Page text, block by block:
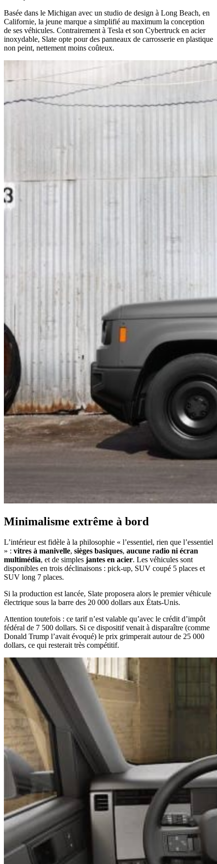
Basée dans le Michigan avec un studio de design à Long Beach, en
Californie, la jeune marque a simplifié au maximum la conception
de ses véhicules. Contrairement à Tesla et son Cybertruck en acier
inoxydable, Slate opte pour des panneaux de carrosserie en plastique
non peint, nettement moins coûteux.
Minimalisme extrême à bord
L’intérieur est fidèle à la philosophie « l’essentiel, rien que l’essentiel
» : vitres à manivelle, sièges basiques, aucune radio ni écran
multimédia, et de simples jantes en acier. Les véhicules sont
disponibles en trois déclinaisons : pick-up, SUV coupé 5 places et
SUV long 7 places.
Si la production est lancée, Slate proposera alors le premier véhicule
électrique sous la barre des 20 000 dollars aux États-Unis.
Attention toutefois : ce tarif n’est valable qu’avec le crédit d’impôt
fédéral de 7 500 dollars. Si ce dispositif venait à disparaître (comme
Donald Trump l’avait évoqué) le prix grimperait autour de 25 000
dollars, ce qui resterait très compétitif.